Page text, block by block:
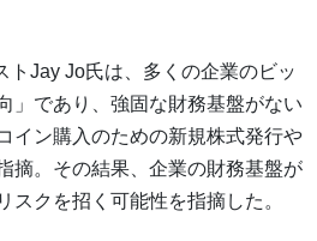
トJay Jo氏は、多くの企業のビッ
」であり、強固な財務基盤がない
イン購入のための新規株式発行や
摘。その結果、企業の財務基盤が
スクを招く可能性を指摘した。